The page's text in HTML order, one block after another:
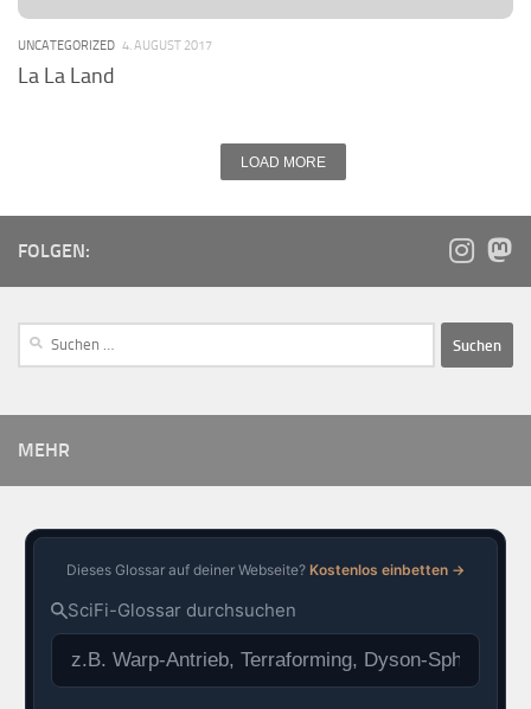
UNCATEGORIZED 4. AUGUST 2017
La La Land
LOAD MORE
FOLGEN:
MEHR